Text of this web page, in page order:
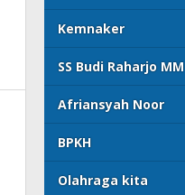
Kemnaker
SS Budi Raharjo MM
Afriansyah Noor
BPKH
Olahraga kita